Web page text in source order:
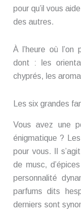
pour qu’il vous
des autres.
À l’heure où
dont : les
chyprés, les
Les six grandes
Vous avez une
énigmatique ?
pour vous. Il
de musc,
personnalité
parfums dits
derniers sont